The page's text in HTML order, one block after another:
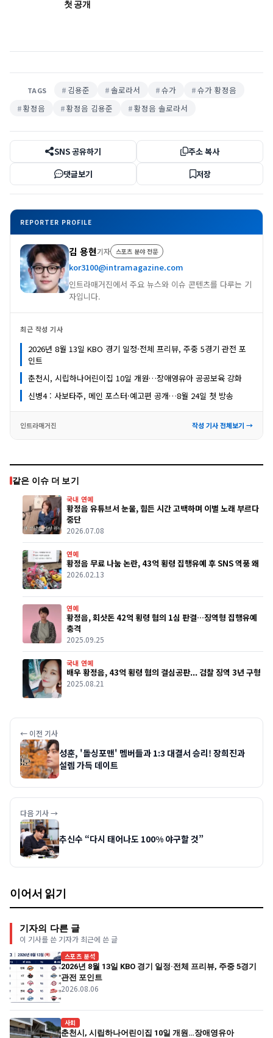
첫 공개
TAGS 김용준 솔로라서 슈가
슈가 황정음
황정음
황정음 김용준 황정음 솔로라서
SNS 공유하기
주소 복사
댓글보기
저장
REPORTER PROFILE
김 용현기자 스포츠 분야 전문
kor3100@intramagazine.com
인트라매거진에서 주요 뉴스와 이슈 콘텐츠를 다루는 기
자입니다.
최근 작성 기사
2026년 8월 13일 KBO 경기 일정·전체 프리뷰, 주중 5경기 관전 포
인트
춘천시, 시립하나어린이집 10일 개원…장애영유아 공공보육 강화
신병4 : 사보타주, 메인 포스터·예고편 공개…8월 24일 첫 방송
인트라매거진 작성 기사 전체보기 →
같은 이슈 더 보기
국내 연예
황정음 유튜브서 눈물, 힘든 시간 고백하며 이별 노래 부르다
중단
2026.07.08
연예
황정음 무료 나눔 논란, 43억 횡령 집행유예 후 SNS 역풍 왜
2026.02.13
연예
황정음, 회삿돈 42억 횡령 혐의 1심 판결…징역형 집행유예
충격
2025.09.25
국내 연예
배우 황정음, 43억 횡령 혐의 결심공판... 검찰 징역 3년 구형
2025.08.21
← 이전 기사
성훈, '돌싱포맨' 멤버들과 1:3 대결서 승리! 장희진과
설렘 가득 데이트
다음 기사 →
추신수 “다시 태어나도 100% 야구할 것”
이어서 읽기
기자의 다른 글
이 기사를 쓴 기자가 최근에 쓴 글
스포츠 분석
2026년 8월 13일 KBO 경기 일정·전체 프리뷰, 주중 5경기
관전 포인트
2026.08.06
사회
춘천시, 시립하나어린이집 10일 개원…장애영유아